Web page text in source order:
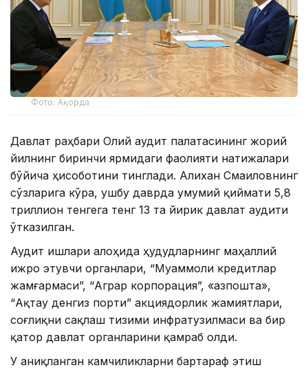
Фото: Ақорда
Давлат раҳбари Олий аудит палатасининг жорий
йилнинг биринчи ярмидаги фаолияти натижалари
бўйича ҳисоботини тинглади. Алихан Смаиловнинг
сўзларига кўра, ушбу даврда умумий қиймати 5,8
триллион тенгега тенг 13 та йирик давлат аудити
ўтказилган.
Аудит ишлари алоҳида ҳудудларнинг маҳаллий
ижро этувчи органлари, “Муаммоли кредитлар
жамғармаси”, “Аграр корпорация”, «Қазпошта»,
“Ақтау денгиз порти” акциядорлик жамиятлари,
соғлиқни сақлаш тизими инфратузилмаси ва бир
қатор давлат органларини қамраб олди.
У аниқланган камчиликларни бартараф этиш